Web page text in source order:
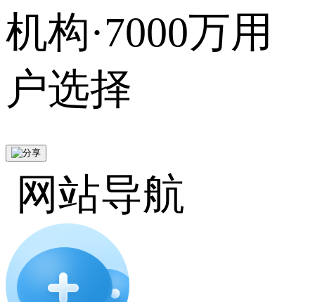
机构·7000万用
户选择
网站导航